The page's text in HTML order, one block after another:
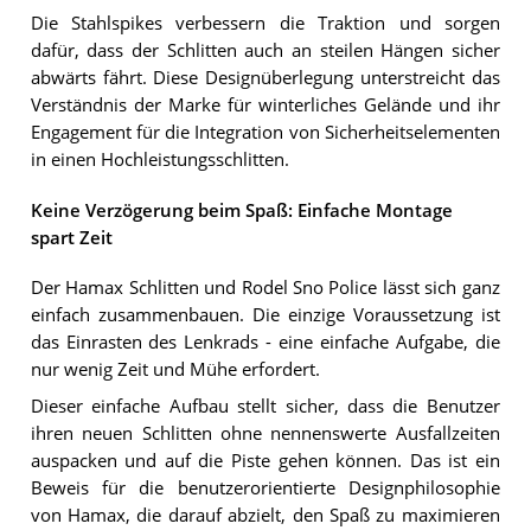
Die Stahlspikes verbessern die Traktion und sorgen
dafür, dass der Schlitten auch an steilen Hängen sicher
abwärts fährt. Diese Designüberlegung unterstreicht das
Verständnis der Marke für winterliches Gelände und ihr
Engagement für die Integration von Sicherheitselementen
in einen Hochleistungsschlitten.
Keine Verzögerung beim Spaß: Einfache Montage
spart Zeit
Der Hamax Schlitten und Rodel Sno Police lässt sich ganz
einfach zusammenbauen. Die einzige Voraussetzung ist
das Einrasten des Lenkrads - eine einfache Aufgabe, die
nur wenig Zeit und Mühe erfordert.
Dieser einfache Aufbau stellt sicher, dass die Benutzer
ihren neuen Schlitten ohne nennenswerte Ausfallzeiten
auspacken und auf die Piste gehen können. Das ist ein
Beweis für die benutzerorientierte Designphilosophie
von Hamax, die darauf abzielt, den Spaß zu maximieren